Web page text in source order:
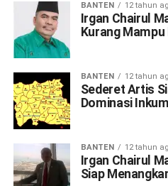
BANTEN 12 tahun
Irgan Chairul
Kurang
BANTEN 12 tahun
Sederet Artis
Dominasi
BANTEN 12 tahun
Irgan Chairul
Siap